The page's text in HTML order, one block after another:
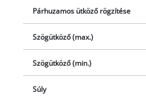
Párhuzamos ütköző rögzítése
Szögütköző (max.)
Szögütköző (min.)
Súly